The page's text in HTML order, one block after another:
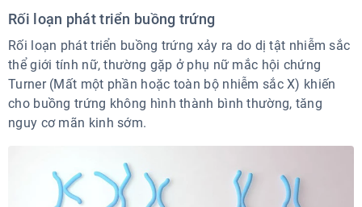
Rối loạn phát triển buồng trứng
Rối loạn phát triển buồng trứng xảy ra do dị tật nhiễm sắc
thể giới tính nữ, thường gặp ở phụ nữ mắc hội chứng
Turner (Mất một phần hoặc toàn bộ nhiễm sắc X) khiến
cho buồng trứng không hình thành bình thường, tăng
nguy cơ mãn kinh sớm.